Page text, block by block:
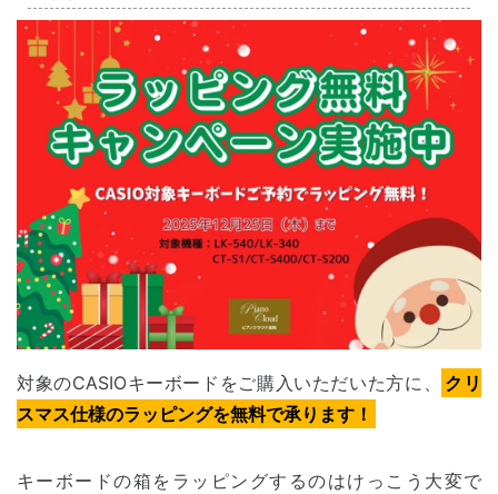
対象のCASIOキーボードをご購入いただいた方に、
クリ
スマス仕様のラッピングを無料で承ります！
キーボードの箱をラッピングするのはけっこう大変で